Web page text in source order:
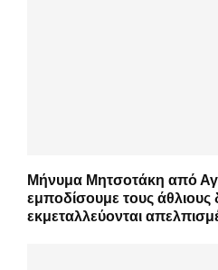
Μήνυμα Μητσοτάκη από
εμποδίσουμε τους άθλιους
εκμεταλλεύονται